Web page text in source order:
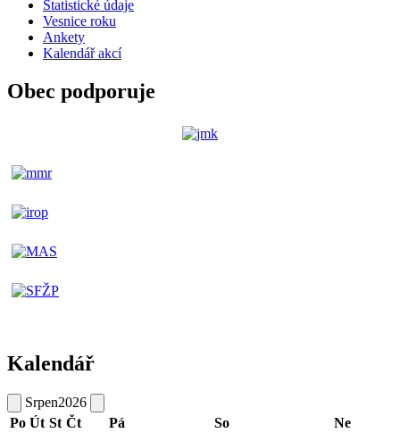
Statistické údaje
Vesnice roku
Ankety
Kalendář akcí
Obec podporuje
Kalendář
Srpen2026
Po Út St Čt Pá So Ne